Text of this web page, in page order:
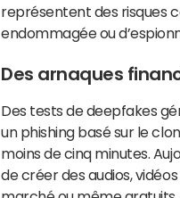
représentent des risques
endommagée ou
Des arnaques
Des tests de deepfakes
un phishing basé sur le
moins de cinq minutes.
de créer des audios,